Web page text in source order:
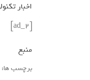
اخبار
منبع
برچسب ها: